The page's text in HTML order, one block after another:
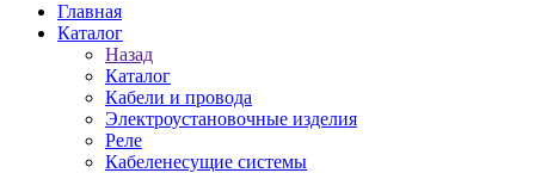
Главная
Каталог
Назад
Каталог
Кабели и провода
Электроустановочные изделия
Реле
Кабеленесущие системы